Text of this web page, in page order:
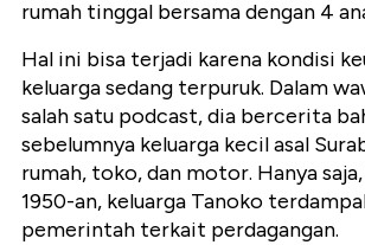
rumah tinggal bersama dengan 4
Hal ini bisa terjadi karena kondisi
keluarga sedang terpuruk. Dalam
salah satu podcast, dia bercerita
sebelumnya keluarga kecil asal
rumah, toko, dan motor. Hanya
1950-an, keluarga Tanoko
pemerintah terkait perdagangan.